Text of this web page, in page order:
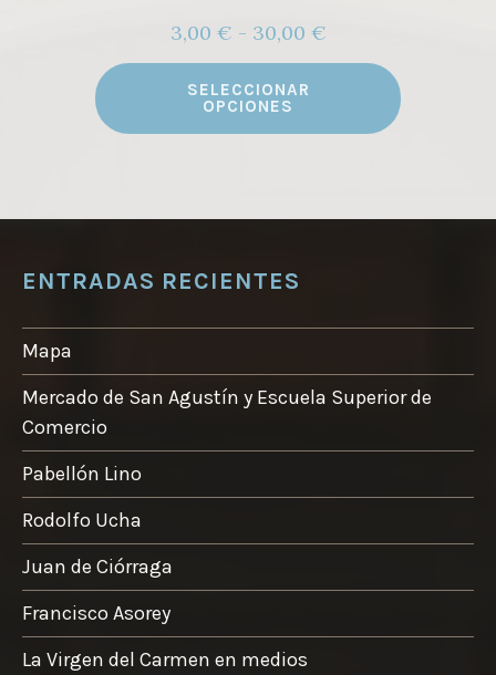
3,00 € - 30,00 €Rango
de
precios:
SELECCIONAR
OPCIONES
producto
Las
en
la
producto
ENTRADAS RECIENTES
Mapa
Mercado de San Agustín y Escuela Superior de
Comercio
Pabellón Lino
Rodolfo Ucha
Juan de Ciórraga
Francisco Asorey
La Virgen del Carmen en medios